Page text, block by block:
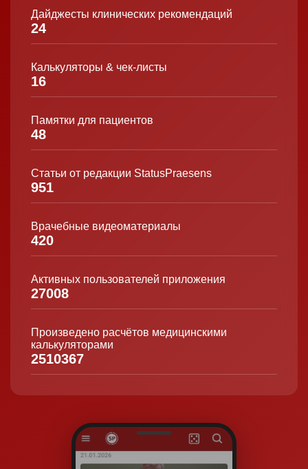
Дайджесты клинических рекомендаций
24
Калькуляторы & чек-листы
16
Памятки для пациентов
48
Статьи от редакции StatusPraesens
951
Врачебные видеоматериалы
420
Активных пользователей приложения
27008
Произведено расчётов медицинскими
калькуляторами
2510367